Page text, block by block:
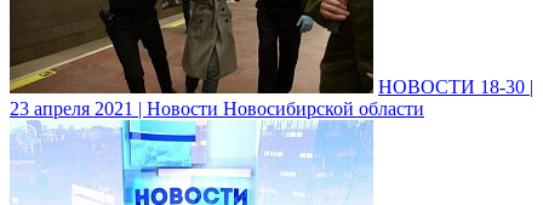
НОВОСТИ 18-30 |
23 апреля 2021 | Новости Новосибирской области